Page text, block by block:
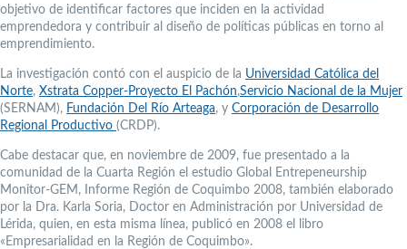
objetivo de identificar factores que inciden en la actividad
emprendedora y contribuir al diseño de políticas públicas en torno al
emprendimiento.
La investigación contó con el auspicio de la Universidad Católica del
Norte, Xstrata Copper-Proyecto El Pachón,Servicio Nacional de la Mujer
(SERNAM), Fundación Del Río Arteaga, y Corporación de Desarrollo
Regional Productivo (CRDP).
Cabe destacar que, en noviembre de 2009, fue presentado a la
comunidad de la Cuarta Región el estudio Global Entrepeneurship
Monitor-GEM, Informe Región de Coquimbo 2008, también elaborado
por la Dra. Karla Soria, Doctor en Administración por Universidad de
Lérida, quien, en esta misma línea, publicó en 2008 el libro
«Empresarialidad en la Región de Coquimbo».